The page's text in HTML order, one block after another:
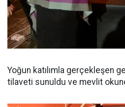
Yoğun katılımla gerçekleşen
tilaveti sunuldu ve mevlit